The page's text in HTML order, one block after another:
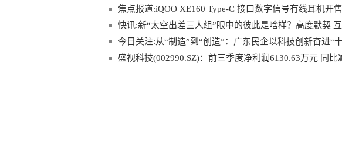
焦点报道:iQOO XE160 Type-C 接口数字信号有线耳机开
快讯:新“太空出差三人组”眼中的彼此是啥样？高度默契
今日关注:从“制造”到“创造”：广东民企以科技创新奋进“
盛视科技(002990.SZ)：前三季度净利润6130.63万元 同比